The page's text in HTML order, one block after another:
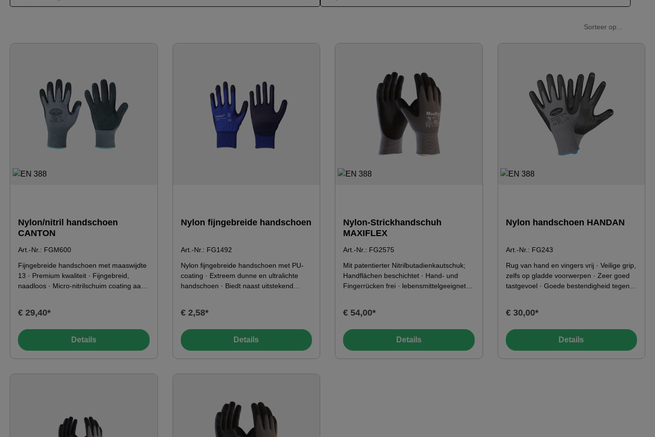
Nylon/nitril handschoen
CANTON
Art.-Nr.: FGM600
Fijngebreide handschoen met maaswijdte
13 · Premium kwaliteit · Fijngebreid,
naadloos · Micro-nitrilschuim coating aan
Zeer goede grip bij vochtigheid · Zeer
tegen oliën en vetten KenmerkenNormen:
EN 388:2016 4121XKleur: grijs /
zwartMateriaal:100% polyamide - Coating:
€ 29,40*
Details
Nylon fijngebreide handschoen
Art.-Nr.: FG1492
Nylon fijngebreide handschoen met PU-
coating · Extreem dunne en ultralichte
handschoen · Biedt naast uitstekend
precisie vereist KenmerkenKleur: blauw /
49°C0°C10°C20°C
€ 2,58*
Details
Nylon-Strickhandschuh
MAXIFLEX
Art.-Nr.: FG2575
Mit patentierter Nitrilbutadienkautschuk;
Handflächen beschichtet · Hand- und
Fingerrücken frei · lebensmittelgeeignet
Ideal für alle Arbeiten mit hohen
hohe Fingerfertigkeit Farbe Futter: grau
Farbe Beschichtung: schwarz Material:
Obermaterial: Nitril, Mikroschaum; Futter:
€ 54,00*
Details
Nylon handschoen HANDAN
Art.-Nr.: FG243
Rug van hand en vingers vrij · Veilige grip,
zelfs op gladde voorwerpen · Zeer goed
tastgevoel · Goede bestendigheid tegen
388:2003Kleur: grijs / zwartMateriaal:90%
nitril schuim met nitril noppen
Toepassingsgebied-49°C0°C10°C20°C
€ 30,00*
Details